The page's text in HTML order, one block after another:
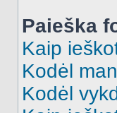
Paieška
Kaip
Kodėl
Kodėl